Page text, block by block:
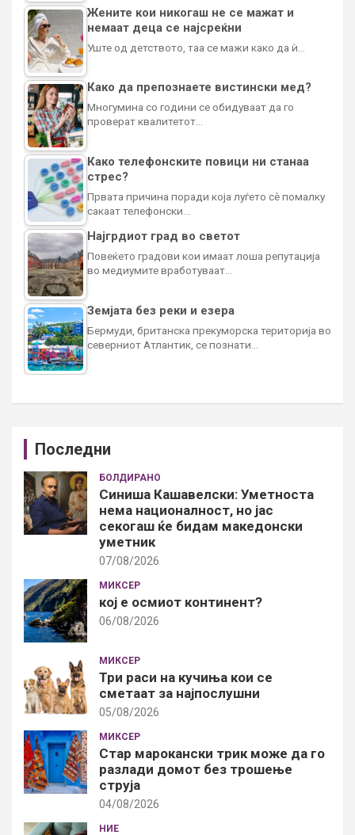
Жените кои никогаш не се мажат и
немаат деца се најсреќни
Уште од детството, таа се мажи како да ѝ…
Како да препознаете вистински мед?
Многумина со години се обидуваат да го
проверат квалитетот…
Како телефонските повици ни станаа
стрес?
Првата причина поради која луѓето сè помалку
сакаат телефонски…
Најгрдиот град во светот
Повеќето градови кои имаат лоша репутација
во медиумите вработуваат…
Земјата без реки и езера
Бермуди, британска прекуморска територија во
северниот Атлантик, се познати…
Последни
БОЛДИРАНО
Синиша Кашавелски: Уметноста
нема националност, но јас
секогаш ќе бидам македонски
уметник
07/08/2026
МИКСЕР
кој е осмиот континент?
06/08/2026
МИКСЕР
Три раси на кучиња кои се
сметаат за најпослушни
05/08/2026
МИКСЕР
Стар марокански трик може да го
разлади домот без трошење
струја
04/08/2026
НИЕ